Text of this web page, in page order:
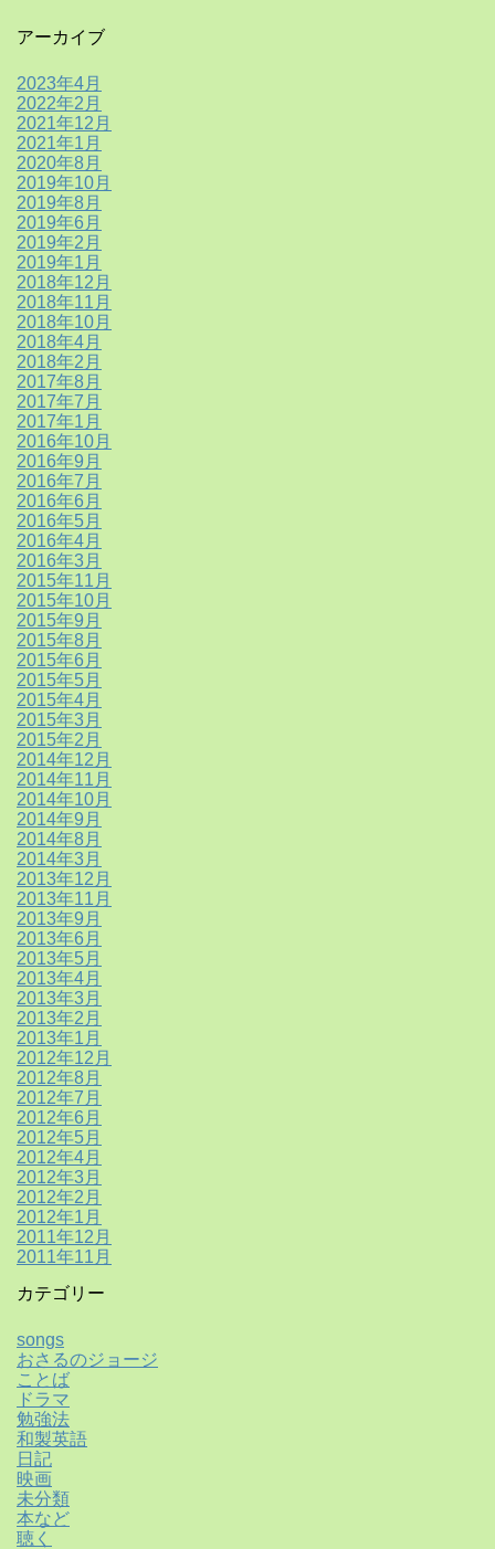
アーカイブ
2023年4月
2022年2月
2021年12月
2021年1月
2020年8月
2019年10月
2019年8月
2019年6月
2019年2月
2019年1月
2018年12月
2018年11月
2018年10月
2018年4月
2018年2月
2017年8月
2017年7月
2017年1月
2016年10月
2016年9月
2016年7月
2016年6月
2016年5月
2016年4月
2016年3月
2015年11月
2015年10月
2015年9月
2015年8月
2015年6月
2015年5月
2015年4月
2015年3月
2015年2月
2014年12月
2014年11月
2014年10月
2014年9月
2014年8月
2014年3月
2013年12月
2013年11月
2013年9月
2013年6月
2013年5月
2013年4月
2013年3月
2013年2月
2013年1月
2012年12月
2012年8月
2012年7月
2012年6月
2012年5月
2012年4月
2012年3月
2012年2月
2012年1月
2011年12月
2011年11月
カテゴリー
songs
おさるのジョージ
ことば
ドラマ
勉強法
和製英語
日記
映画
未分類
本など
聴く